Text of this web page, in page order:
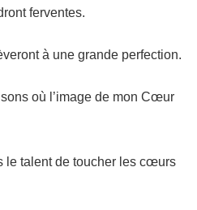
ferventes.
à une grande perfection.
où l’image de mon Cœur
le talent de toucher les cœurs